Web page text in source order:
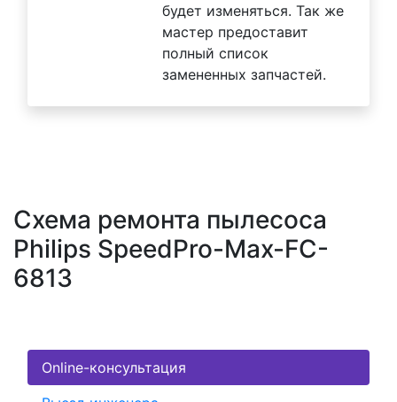
будет изменяться. Так же
мастер предоставит
полный список
замененных запчастей.
Схема ремонта пылесоса
Philips SpeedPro-Max-FC-
6813
Online-консультация